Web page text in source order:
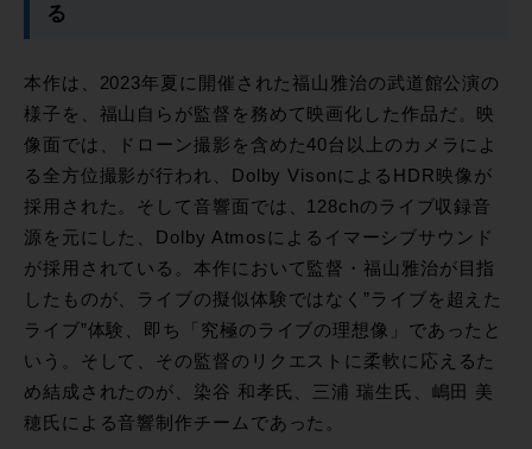
る
本作は、2023年夏に開催された福山雅治の武道館公演の
様子を、福山自らが監督を務めて映画化した作品だ。映
像面では、ドローン撮影を含めた40台以上のカメラによ
る全方位撮影が行われ、Dolby VisonによるHDR映像が
採用された。そして音響面では、128chのライブ収録音
源を元にした、Dolby Atmosによるイマーシブサウンド
が採用されている。本作において監督・福山雅治が目指
したものが、ライブの擬似体験ではなく”ライブを超えた
ライブ”体験、即ち「究極のライブの理想像」であったと
いう。そして、その監督のリクエストに柔軟に応えるた
め結成されたのが、染谷 和孝氏、三浦 瑞生氏、嶋田 美
穂氏による音響制作チームであった。